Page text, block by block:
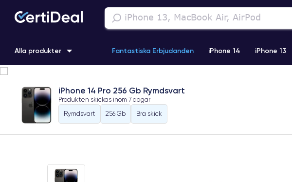
Alla produkter Fantastiska Erbjudanden iPhone 14 iPhone 13
iPhone 11 Pro iPhone 15 Pro
iPhone 14 Pro 256 Gb Rymdsvart
Produkten skickas inom 7 dagar
Rymdsvart
256 Gb Bra skick